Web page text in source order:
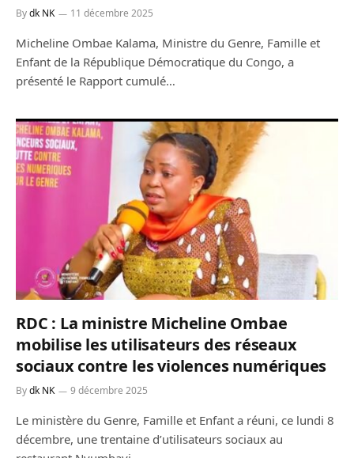
Bydk NK 11 décembre 2025
Micheline Ombae Kalama, Ministre du Genre, Famille et
Enfant de la République Démocratique du Congo, a
présenté le Rapport cumulé…
RDC : La ministre Micheline Ombae
mobilise les utilisateurs des réseaux
sociaux contre les violences numériques
Bydk NK 9 décembre 2025
Le ministère du Genre, Famille et Enfant a réuni, ce lundi 8
décembre, une trentaine d’utilisateurs sociaux au